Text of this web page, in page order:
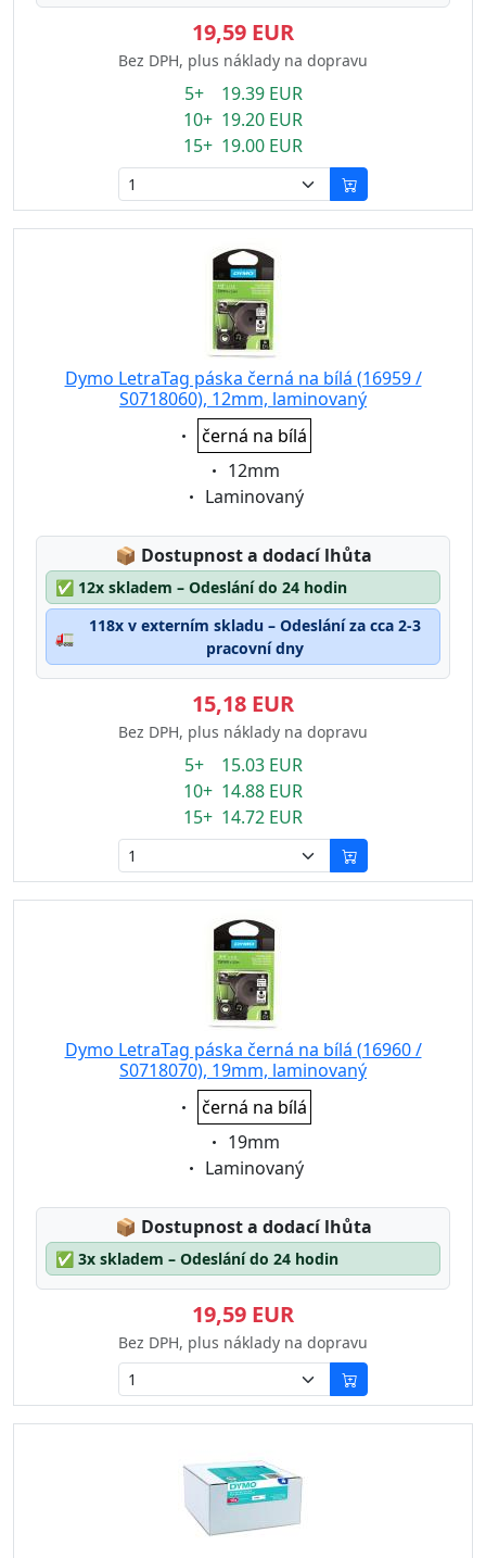
19,59 EUR
Bez DPH, plus náklady na dopravu
5+ 19.39 EUR
10+ 19.20 EUR
15+ 19.00 EUR
Dymo LetraTag páska černá na bílá (16959 /
S0718060), 12mm, laminovaný
Eigenschaft:
černá na bílá
Eigenschaft:
12mm
Eigenschaft:
Laminovaný
📦 Lagerstatus:
Dostupnost a dodací lhůta
✅ 12x skladem – Odeslání do 24 hodin
🚛
118x v externím skladu – Odeslání za cca 2-3
pracovní dny
15,18 EUR
Bez DPH, plus náklady na dopravu
5+ 15.03 EUR
10+ 14.88 EUR
15+ 14.72 EUR
Dymo LetraTag páska černá na bílá (16960 /
S0718070), 19mm, laminovaný
Eigenschaft:
černá na bílá
Eigenschaft:
19mm
Eigenschaft:
Laminovaný
📦 Lagerstatus:
Dostupnost a dodací lhůta
✅ 3x skladem – Odeslání do 24 hodin
19,59 EUR
Bez DPH, plus náklady na dopravu